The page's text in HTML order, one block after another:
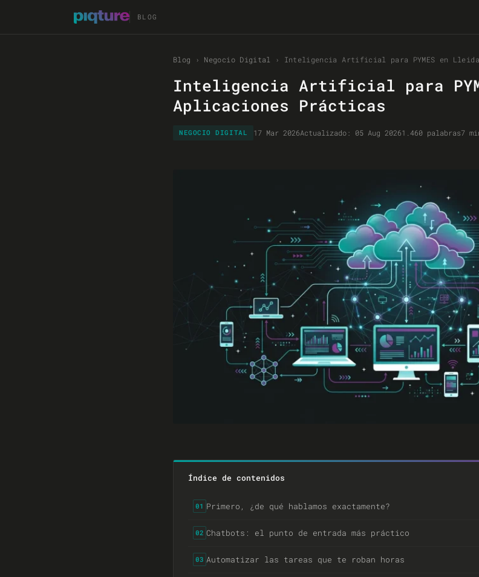
BLOG
Blog › Negocio Digital › Inteligencia Artificial para PYMES en
Inteligencia Artificial para
Aplicaciones Prácticas
NEGOCIO DIGITAL 17 Mar 2026Actualizado: 05 Aug 20261.460 palabras7
Índice de contenidos
01 Primero, ¿de qué hablamos exactamente?
02 Chatbots: el punto de entrada más práctico
03 Automatizar las tareas que te roban horas